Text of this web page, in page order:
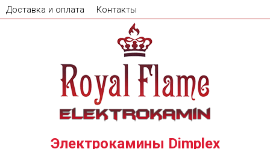
Доставка и оплата Контакты
Электрокамины Dimplex